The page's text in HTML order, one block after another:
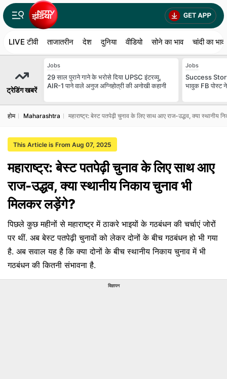
LIVE टीवी ताजातरीन देश दुनिया वीडियो सोने का भाव चांदी का भाव
ट्रेडिंग खबरें
Jobs
29 साल पुराने गाने के भरोसे दिया UPSC इंटरव्यू,
AIR-1 पाने वाले अनुज अग्निहोत्री की अनोखी कहानी
Jobs
Success
भावुक FB पोस्ट
होम Maharashtra महाराष्ट्र: बेस्ट पतपेढ़ी चुनाव के लिए साथ आए राज-उद्धव, क्या स्थानीय
This Article is From Aug 07, 2025
महाराष्ट्र: बेस्ट पतपेढ़ी चुनाव के लिए साथ आए
राज-उद्धव, क्या स्थानीय निकाय चुनाव भी
मिलकर लड़ेंगे?
पिछले कुछ महीनों से महाराष्ट्र में ठाकरे भाइयों के गठबंधन की चर्चाएं जोरों
पर थीं. अब बेस्ट पतपेढ़ी चुनावों को लेकर दोनों के बीच गठबंधन हो भी गया
है. अब सवाल यह है कि क्या दोनों के बीच स्थानीय निकाय चुनाव में भी
गठबंधन की कितनी संभावना है.
विज्ञापन